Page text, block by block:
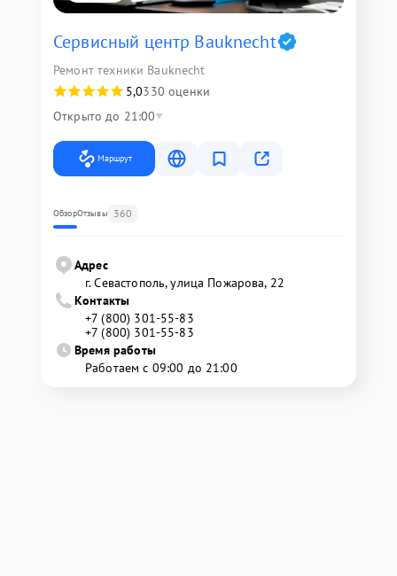
Сервисный центр Bauknecht
Ремонт техники Bauknecht
5,0330 оценки
Открыто до 21:00
Маршрут
ОбзорОтзывы 360
Адрес
г. Севастополь, улица Пожарова, 22
Контакты
+7 (800) 301-55-83
+7 (800) 301-55-83
Время работы
Работаем с 09:00 до 21:00